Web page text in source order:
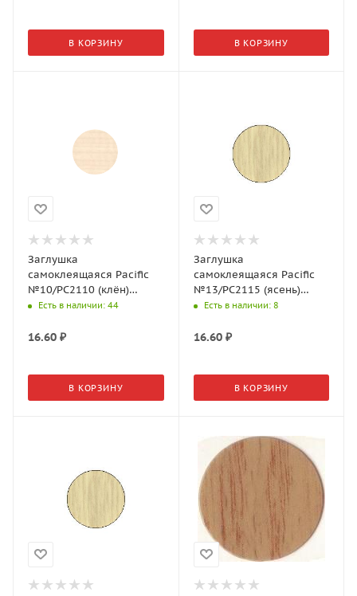
В КОРЗИНУ В КОРЗИНУ
Заглушка
самоклеящаяся Pacific
№10/PC2110 (клён)
d=18мм (32шт./л)
Есть в наличии: 44
16.60 ₽
В КОРЗИНУ
Заглушка
самоклеящаяся Pacific
№13/PC2115 (ясень)
d=14мм (50шт./л)
Есть в наличии: 8
16.60₽
В КОРЗИНУ